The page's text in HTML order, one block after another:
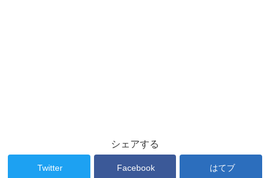
シェアする
Twitter Facebook はてブ